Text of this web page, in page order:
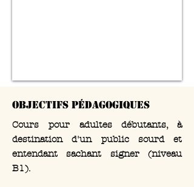
Objectifs pédagogiques
Cours pour adultes débutants, à
destination d'un public sourd et
entendant sachant signer (niveau
B1).